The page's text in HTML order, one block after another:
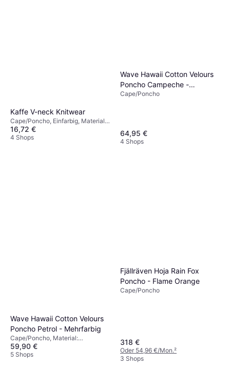
Kaffe V-neck Knitwear
Cape/Poncho, Einfarbig, Material:
Wolle, Polyester
16,72 €
4 Shops
Wave Hawaii Cotton Velours
Poncho Campeche -
Mehrfarbig
Cape/Poncho
64,95 €
4 Shops
Wave Hawaii Cotton Velours
Poncho Petrol - Mehrfarbig
Cape/Poncho, Material:
Baumwolle, Kapuze
59,90 €
5 Shops
Fjällräven Hoja Rain Fox
Poncho - Flame Orange
Cape/Poncho
318 €
Oder 54,96 €/Mon.²
3 Shops